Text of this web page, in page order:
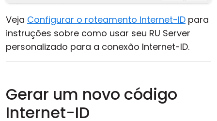
Veja Configurar o roteamento Internet-ID para
instruções sobre como usar seu RU Server
personalizado para a conexão Internet-ID.
Gerar um novo código
Internet-ID